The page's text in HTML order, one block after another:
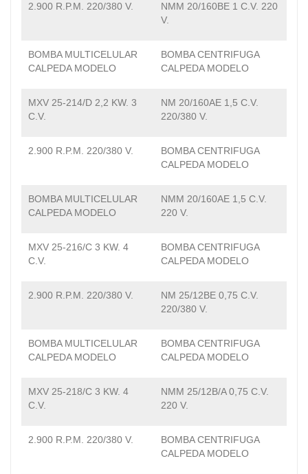
2.900 R.P.M. 220/380 V.
NMM 20/160BE 1 C.V. 220
V.
BOMBA MULTICELULAR
CALPEDA MODELO
BOMBA CENTRIFUGA
CALPEDA MODELO
MXV 25-214/D 2,2 KW. 3
C.V.
NM 20/160AE 1,5 C.V.
220/380 V.
2.900 R.P.M. 220/380 V.
BOMBA CENTRIFUGA
CALPEDA MODELO
BOMBA MULTICELULAR
CALPEDA MODELO
NMM 20/160AE 1,5 C.V.
220 V.
MXV 25-216/C 3 KW. 4
C.V.
BOMBA CENTRIFUGA
CALPEDA MODELO
2.900 R.P.M. 220/380 V.
NM 25/12BE 0,75 C.V.
220/380 V.
BOMBA MULTICELULAR
CALPEDA MODELO
BOMBA CENTRIFUGA
CALPEDA MODELO
MXV 25-218/C 3 KW. 4
C.V.
NMM 25/12B/A 0,75 C.V.
220 V.
2.900 R.P.M. 220/380 V.
BOMBA CENTRIFUGA
CALPEDA MODELO